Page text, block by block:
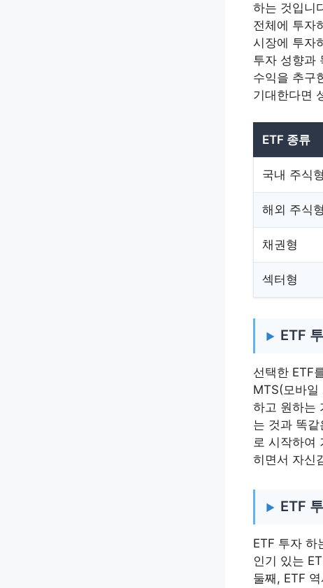
하는 것입니
전체에 투자
시장에 투자
투자 성향과
수익을 추구
기대한다면
ETF 종류
국내 주식형
해외 주식형
채권형
섹터형
ETF
선택한 ETF
MTS(모바일
하고 원하는
는 것과 똑
로 시작하여
히면서 자신
ETF
ETF 투자 하
인기 있는
둘째, ETF